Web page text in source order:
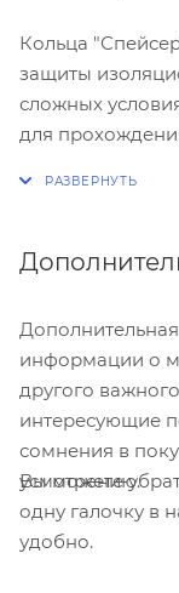
Кольца
защиты
сложных
для
электрической
и термического
Технические
Высота ребра
Высота ребра
Высота опор
информации о
другого
интересующие
сомнения в
усмотрению.
Вы можете
одну галочку в
удобно.